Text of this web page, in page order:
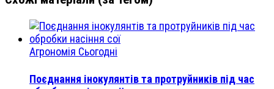
Агрономія Сьогодні
Поєднання інокулянтів та протруйників під час